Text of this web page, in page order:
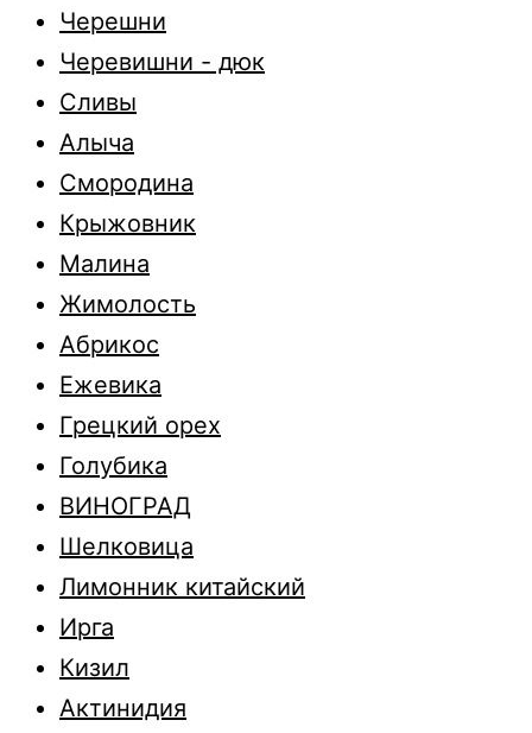
Черешни
Черевишни - дюк
Сливы
Алыча
Смородина
Крыжовник
Малина
Жимолость
Абрикос
Ежевика
Грецкий орех
Голубика
ВИНОГРАД
Шелковица
Лимонник китайский
Ирга
Кизил
Актинидия